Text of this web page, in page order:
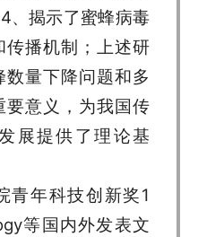
、揭示了蜜蜂病毒
播机制；上述研
量下降问题和多
意义，为我国传
展提供了理论基
青年科技创新奖1
等国内外发表文